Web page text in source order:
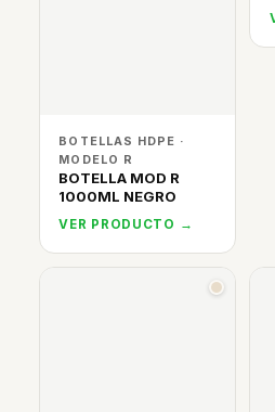
BOTELLAS HDPE ·
MODELO R
BOTELLA MOD R
1000ML NEGRO
VER PRODUCTO →